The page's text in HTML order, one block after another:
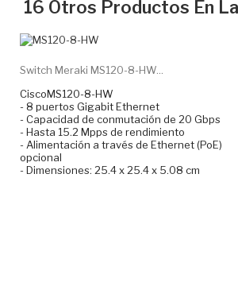
16 Otros Productos En
Switch Meraki MS120-8-HW...
CiscoMS120-8-HW
- 8 puertos Gigabit Ethernet
- Capacidad de conmutación de 20 Gbps
- Hasta 15.2 Mpps de rendimiento
- Alimentación a través de Ethernet (PoE)
opcional
- Dimensiones: 25.4 x 25.4 x 5.08 cm